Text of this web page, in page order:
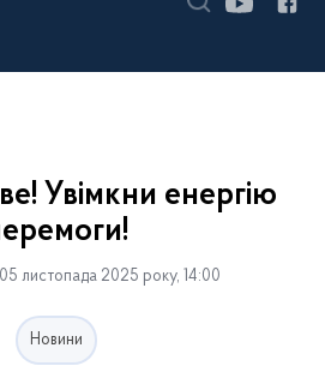
Увімкни енергію
листопада 2025 року, 14:00
Новини